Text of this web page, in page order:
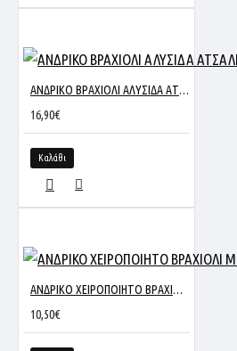
ΑΝΔΡΙΚΟ ΒΡΑΧΙΟΛΙ ΑΛΥΣΙΔΑ ΑΤΣΑΛΙ 316L ΑΣΗΜΙ SB1666
16,90€
Καλάθι
ΑΝΔΡΙΚΟ ΧΕΙΡΟΠΟΙΗΤΟ ΒΡΑΧΙΟΛΙ ΜΕ ΛΕΠΤΟΜΕΡΕΙΑ ΑΤΣΑΛΙ ΜΠΛΕ-ΚΑΦΕ
10,50€